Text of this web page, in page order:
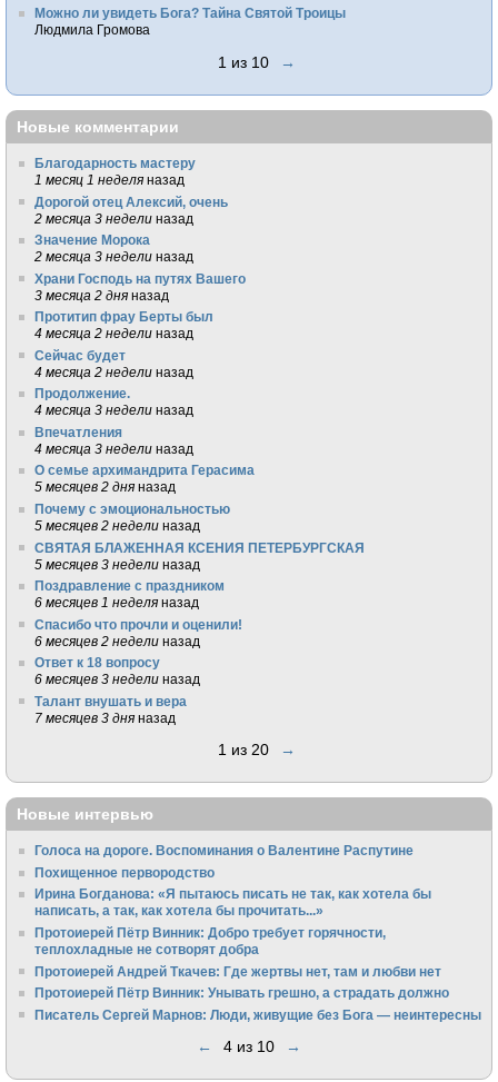
Можно ли увидеть Бога? Тайна Святой Троицы
Людмила Громова
1 из 10 →
Новые комментарии
Благодарность мастеру
1 месяц 1 неделя назад
Дорогой отец Алексий, очень
2 месяца 3 недели назад
Значение Морока
2 месяца 3 недели назад
Храни Господь на путях Вашего
3 месяца 2 дня назад
Протитип фрау Берты был
4 месяца 2 недели назад
Сейчас будет
4 месяца 2 недели назад
Продолжение.
4 месяца 3 недели назад
Впечатления
4 месяца 3 недели назад
О семье архимандрита Герасима
5 месяцев 2 дня назад
Почему с эмоциональностью
5 месяцев 2 недели назад
СВЯТАЯ БЛАЖЕННАЯ КСЕНИЯ ПЕТЕРБУРГСКАЯ
5 месяцев 3 недели назад
Поздравление с праздником
6 месяцев 1 неделя назад
Спасибо что прочли и оценили!
6 месяцев 2 недели назад
Ответ к 18 вопросу
6 месяцев 3 недели назад
Талант внушать и вера
7 месяцев 3 дня назад
1 из 20 →
Новые интервью
Голоса на дороге. Воспоминания о Валентине Распутине
Похищенное первородство
Ирина Богданова: «Я пытаюсь писать не так, как хотела бы
написать, а так, как хотела бы прочитать...»
Протоиерей Пётр Винник: Добро требует горячности,
теплохладные не сотворят добра
Протоиерей Андрей Ткачев: Где жертвы нет, там и любви нет
Протоиерей Пётр Винник: Унывать грешно, а страдать должно
Писатель Сергей Марнов: Люди, живущие без Бога — неинтересны
← 4 из 10 →